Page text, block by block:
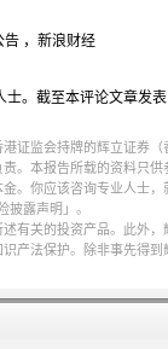
，新浪财经
。截至本评论文章发
证监会持牌的辉立证券
。本报告所载的资料只
。你应该咨询专业人士
露声明」。
有关的投资产品。此外
产法保护。除非事先得